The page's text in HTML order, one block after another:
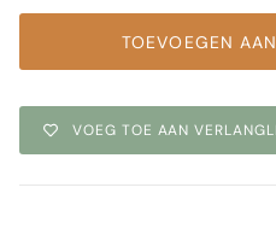
TOEVOEGEN
VOEG TOE AAN